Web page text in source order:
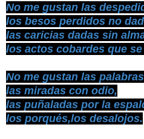
No me gustan las
los besos perdidos no
las caricias dadas sin
los actos cobardes que
No me gustan las
las miradas con odio,
las puñaladas por la
los porqués,los desalojos.